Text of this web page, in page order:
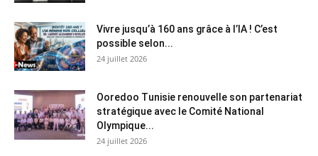
Vivre jusqu’à 160 ans grâce à l’IA ! C’est
possible selon...
24 juillet 2026
Ooredoo Tunisie renouvelle son partenariat
stratégique avec le Comité National
Olympique...
24 juillet 2026